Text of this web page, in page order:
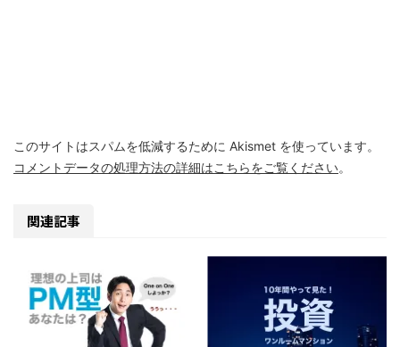
このサイトはスパムを低減するために Akismet を使っています。
コメントデータの処理方法の詳細はこちらをご覧ください。
関連記事